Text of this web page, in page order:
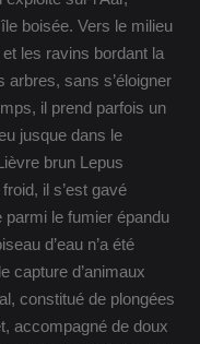
boisée. Vers le milieu
les ravins bordant la
arbres, sans s’éloigner
il prend parfois un
jusque dans le
brun Lepus
il s’est gavé
parmi le fumier épandu
d’eau n’a été
capture d’animaux
constitué de plongées
accompagné de doux